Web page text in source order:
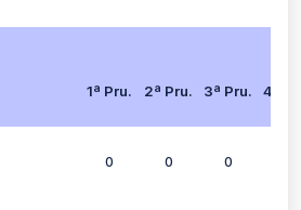
1ª Pru.
2ª Pru. 3ª Pru. 4ª
0 0 0